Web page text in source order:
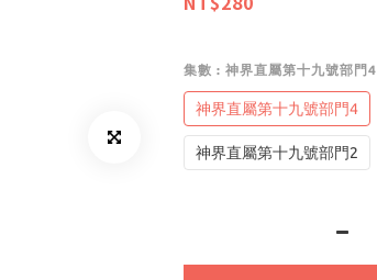
集數 : 神界直屬第十九號部門4
神界直屬第十九號部門4
神界直屬第十九號部門2